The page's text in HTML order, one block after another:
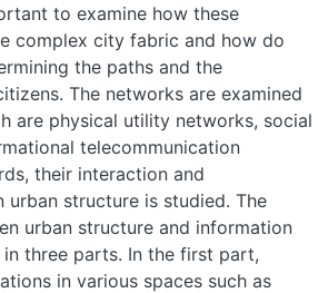
to examine how these
complex city fabric and how do
the paths and the
The networks are examined
are physical utility networks, social
telecommunication
their interaction and
urban structure is studied. The
urban structure and information
three parts. In the first part,
in various spaces such as